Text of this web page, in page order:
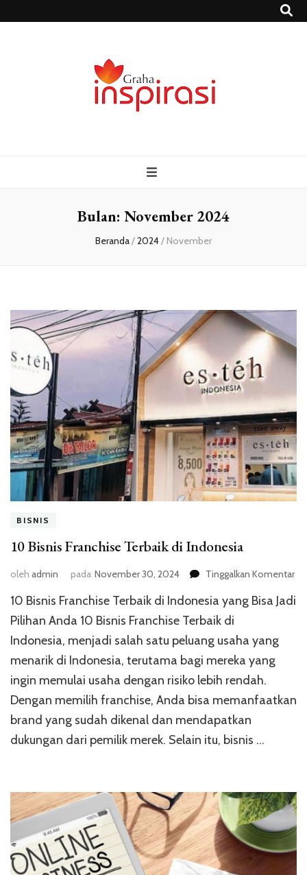
– Media
Informasi
Bulan: November 2024
Beranda/2024/ November
BISNIS
10 Bisnis Franchise Terbaik di Indonesia
oleh admin pada November 30, 2024 Tinggalkan Komentar
10 Bisnis Franchise Terbaik di Indonesia yang Bisa Jadi
Pilihan Anda 10 Bisnis Franchise Terbaik di
Indonesia, menjadi salah satu peluang usaha yang
menarik di Indonesia, terutama bagi mereka yang
ingin memulai usaha dengan risiko lebih rendah.
Dengan memilih franchise, Anda bisa memanfaatkan
brand yang sudah dikenal dan mendapatkan
dukungan dari pemilik merek. Selain itu, bisnis …